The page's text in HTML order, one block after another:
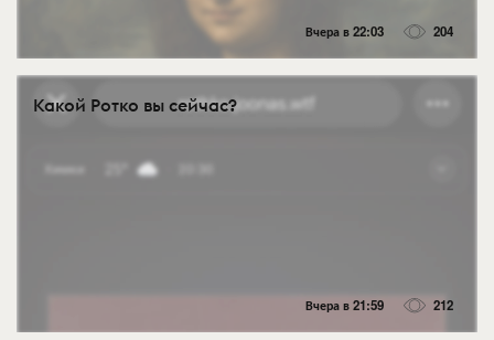
Вчера в 22:03 204
Какой Ротко вы сейчас?
Вчера в 21:59 212